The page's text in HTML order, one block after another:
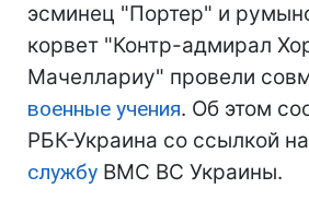
эсминец "Портер" и
корвет "Контр-адмирал
Мачеллариу" провели
военные учения. Об этом
РБК-Украина со ссылкой на
службу ВМС ВС Украины.